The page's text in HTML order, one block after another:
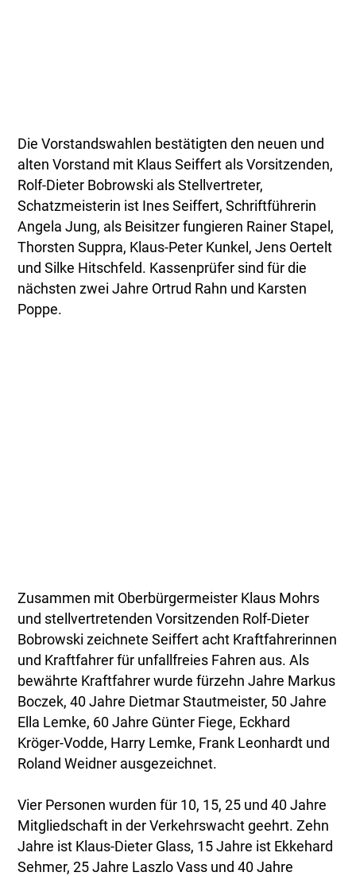
Die Vorstandswahlen bestätigten den neuen und
alten Vorstand mit Klaus Seiffert als Vorsitzenden,
Rolf-Dieter Bobrowski als Stellvertreter,
Schatzmeisterin ist Ines Seiffert, Schriftführerin
Angela Jung, als Beisitzer fungieren Rainer Stapel,
Thorsten Suppra, Klaus-Peter Kunkel, Jens Oertelt
und Silke Hitschfeld. Kassenprüfer sind für die
nächsten zwei Jahre Ortrud Rahn und Karsten
Poppe.
Zusammen mit Oberbürgermeister Klaus Mohrs
und stellvertretenden Vorsitzenden Rolf-Dieter
Bobrowski zeichnete Seiffert acht Kraftfahrerinnen
und Kraftfahrer für unfallfreies Fahren aus. Als
bewährte Kraftfahrer wurde fürzehn Jahre Markus
Boczek, 40 Jahre Dietmar Stautmeister, 50 Jahre
Ella Lemke, 60 Jahre Günter Fiege, Eckhard
Kröger-Vodde, Harry Lemke, Frank Leonhardt und
Roland Weidner ausgezeichnet.
Vier Personen wurden für 10, 15, 25 und 40 Jahre
Mitgliedschaft in der Verkehrswacht geehrt. Zehn
Jahre ist Klaus-Dieter Glass, 15 Jahre ist Ekkehard
Sehmer, 25 Jahre Laszlo Vass und 40 Jahre